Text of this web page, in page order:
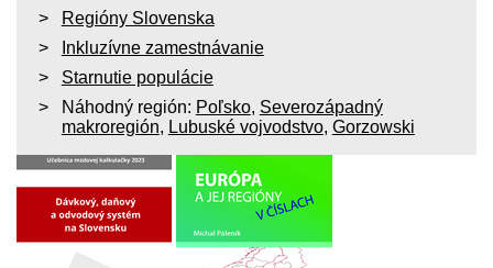
Regióny Slovenska
Inkluzívne zamestnávanie
Starnutie populácie
Náhodný región: Poľsko, Severozápadný
makroregión, Lubuské vojvodstvo, Gorzowski